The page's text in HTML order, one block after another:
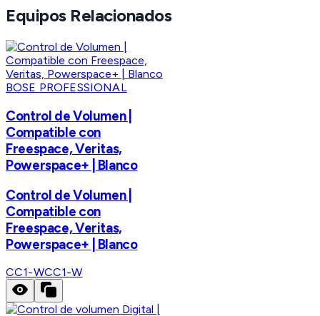
Equipos Relacionados
BOSE PROFESSIONAL
Control de Volumen |
Compatible con
Freespace, Veritas,
Powerspace+ | Blanco
Control de Volumen |
Compatible con
Freespace, Veritas,
Powerspace+ | Blanco
CC1-WCC1-W